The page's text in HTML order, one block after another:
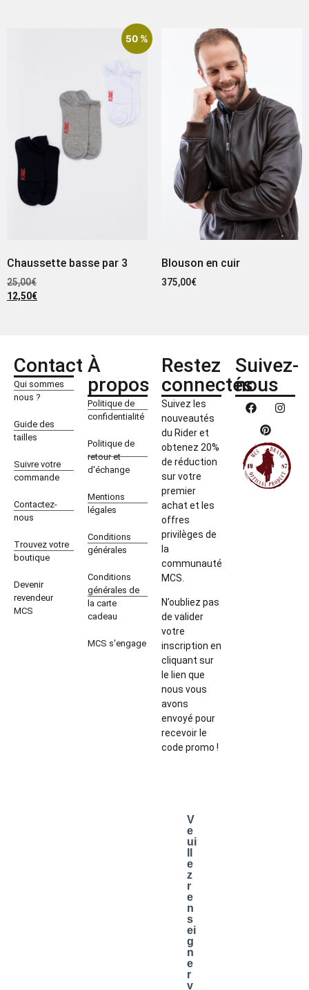
50 %
Chaussette basse par 3
25,00€
12,50€
Blouson en cuir
375,00€
Contact
Qui sommes
nous ?
Guide des
tailles
Suivre votre
commande
Contactez-
nous
Trouvez votre
boutique
Devenir
revendeur
MCS
À
propos
Politique de
confidentialité
Politique de
retour et
d'échange
Mentions
légales
Conditions
générales
Conditions
générales de
la carte
cadeau
MCS s'engage
Restez
connectés
Suivez les
nouveautés
du Rider et
obtenez 20%
de réduction
sur votre
premier
achat et les
offres
privilèges de
la
communauté
MCS.
N’oubliez pas
de valider
votre
inscription en
cliquant sur
le lien que
nous vous
avons
envoyé pour
recevoir le
code promo !
V
e
ui
e
z
r
e
n
s
ei
g
n
e
r
v
Suivez-
nous